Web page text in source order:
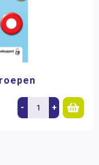
- +